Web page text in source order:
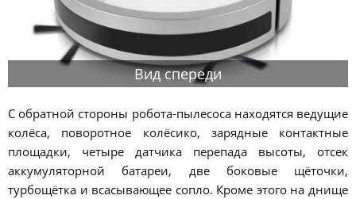
Вид спереди
С обратной стороны робота-пылесоса находятся ведущие
колёса, поворотное колёсико, зарядные контактные
площадки, четыре датчика перепада высоты, отсек
аккумуляторной батареи, две боковые щёточки,
турбощётка и всасывающее сопло. Кроме этого на днище